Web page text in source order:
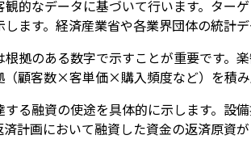
観的なデータに基づいて行います。ター
ます。経済産業省や各業界団体の統計
拠のある数字で示すことが重要です。
（顧客数×客単価×購入頻度など）を積
する融資の使途を具体的に示します。設
済計画において融資した資金の返済原資